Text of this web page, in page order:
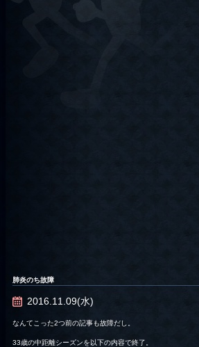
肺炎のち故障
2016.11.09(水)
なんてこった2つ前の記事も故障だし。
33歳の中距離シーズンを以下の内容で終了。